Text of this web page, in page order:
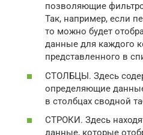
позволяющие
Так, например, если
то можно будет
данные для каждого
представленного в
СТОЛБЦЫ. Здесь
определяющие
в столбцах сводной
СТРОКИ. Здесь
данные, которые